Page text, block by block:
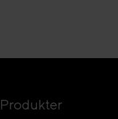
Produkter